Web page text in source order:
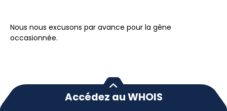
Nous nous excusons par avance pour la gêne
occasionnée.
Accédez au WHOIS